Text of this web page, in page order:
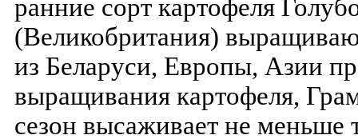
ранние сорт картофеля
(Великобритания)
из Беларуси, Европы, Азии
выращивания картофеля,
сезон высаживает не меньше